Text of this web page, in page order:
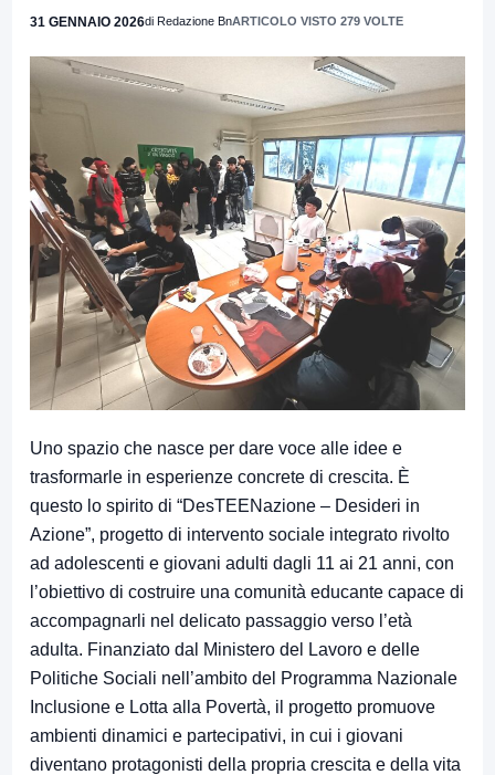
31 GENNAIO 2026di Redazione BnARTICOLO VISTO 279 VOLTE
Uno spazio che nasce per dare voce alle idee e
trasformarle in esperienze concrete di crescita. È
questo lo spirito di “DesTEENazione – Desideri in
Azione”, progetto di intervento sociale integrato rivolto
ad adolescenti e giovani adulti dagli 11 ai 21 anni, con
l’obiettivo di costruire una comunità educante capace di
accompagnarli nel delicato passaggio verso l’età
adulta. Finanziato dal Ministero del Lavoro e delle
Politiche Sociali nell’ambito del Programma Nazionale
Inclusione e Lotta alla Povertà, il progetto promuove
ambienti dinamici e partecipativi, in cui i giovani
diventano protagonisti della propria crescita e della vita